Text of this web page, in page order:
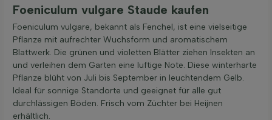
Foeniculum vulgare Staude kaufen
Foeniculum vulgare, bekannt als Fenchel, ist eine vielseitige
Pflanze mit aufrechter Wuchsform und aromatischem
Blattwerk. Die grünen und violetten Blätter ziehen Insekten an
und verleihen dem Garten eine luftige Note. Diese winterharte
Pflanze blüht von Juli bis September in leuchtendem Gelb.
Ideal für sonnige Standorte und geeignet für alle gut
durchlässigen Böden. Frisch vom Züchter bei Heijnen
erhältlich.